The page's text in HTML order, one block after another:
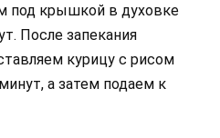
под крышкой в духовке
После запекания
курицу с рисом
а затем подаем к